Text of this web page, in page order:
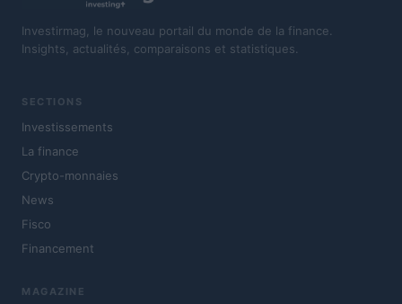
Investirmag, le nouveau portail du monde de la finance.
Insights, actualités, comparaisons et statistiques.
SECTIONS
Investissements
La finance
Crypto-monnaies
News
Fisco
Financement
MAGAZINE